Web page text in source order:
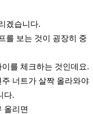
겠습니다.
를 보는 것이 굉장히 중
를 체크하는 것인데요.
너트가 살짝 올라와야
다.
올리면